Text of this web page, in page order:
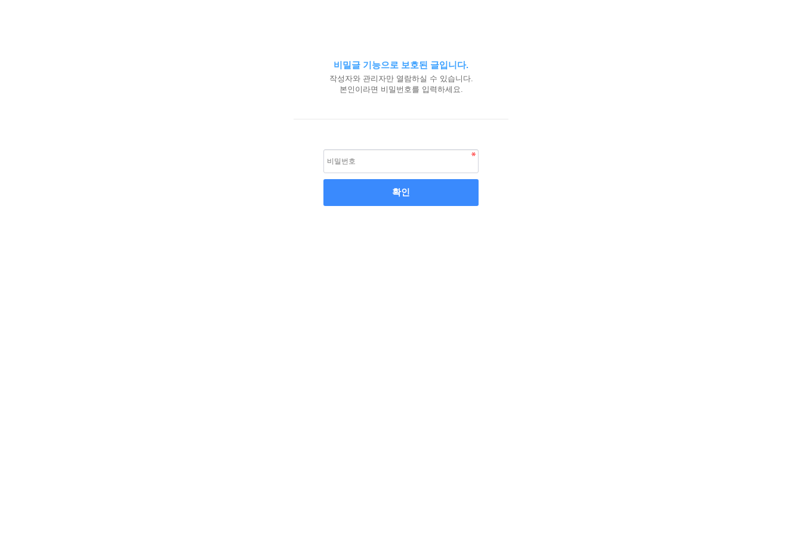
비밀글 기능으로 보호된 글입니다.
작성자와 관리자만 열람하실 수 있습니다.
본인이라면 비밀번호를 입력하세요.